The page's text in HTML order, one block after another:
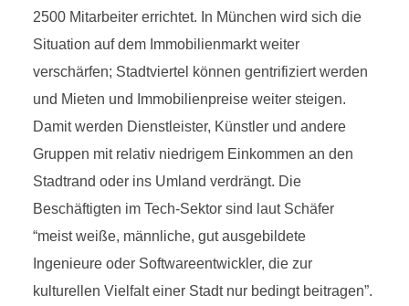
2500 Mitarbeiter errichtet. In München wird sich die
Situation auf dem Immobilienmarkt weiter
verschärfen; Stadtviertel können gentrifiziert werden
und Mieten und Immobilienpreise weiter steigen.
Damit werden Dienstleister, Künstler und andere
Gruppen mit relativ niedrigem Einkommen an den
Stadtrand oder ins Umland verdrängt. Die
Beschäftigten im Tech-Sektor sind laut Schäfer
“meist weiße, männliche, gut ausgebildete
Ingenieure oder Softwareentwickler, die zur
kulturellen Vielfalt einer Stadt nur bedingt beitragen”.